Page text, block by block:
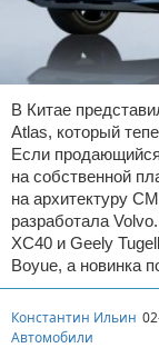
В Китае
Atlas, который
Если
на собственной
на архитектуру
разработала
XC40 и Geely
Boyue, а новинка
Константин Ильин
Автомобили